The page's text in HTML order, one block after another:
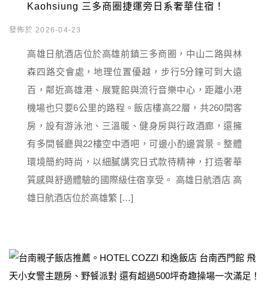
Kaohsiung 三多商圈捷運旁日系奢華住宿！
發佈於 2026-04-23
高雄日航酒店位於高雄前鎮三多商圈，中山二路與林
森四路交會處，地理位置優越，步行5分鐘可到大遠
百，鄰近高雄港、展覽館與流行音樂中心，距離小港
機場也只要6公里的路程。飯店樓高22層，共260間客
房，設有游泳池、三溫暖、健身房與行政酒廊，還擁
有多間餐廳與22樓空中酒吧，可邊小酌邊賞景。整體
環境簡約時尚，以細膩講究日式款待精神，打造奢華
質感與舒適體驗的國際級住宿享受。 高雄日航酒店 高
雄日航酒店位於高雄繁 […]